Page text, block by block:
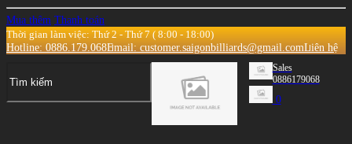
Mua thêm Thanh toán
Thời gian làm việc: Thứ 2 - Thứ 7 ( 8:00 - 18:00)
Hotline: 0886.179.068Email: customer.saigonbilliards@gmail.comLiên hệ
Sales
0886179068
0